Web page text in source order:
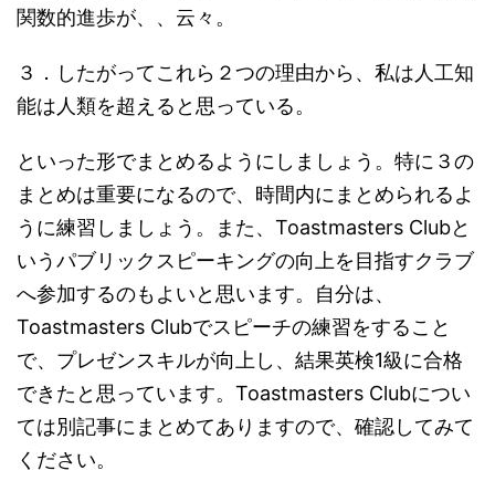
関数的進歩が、、云々。
３．したがってこれら２つの理由から、私は人工知
能は人類を超えると思っている。
といった形でまとめるようにしましょう。特に３の
まとめは重要になるので、時間内にまとめられるよ
うに練習しましょう。また、Toastmasters Clubと
いうパブリックスピーキングの向上を目指すクラブ
へ参加するのもよいと思います。自分は、
Toastmasters Clubでスピーチの練習をすること
で、プレゼンスキルが向上し、結果英検1級に合格
できたと思っています。Toastmasters Clubについ
ては別記事にまとめてありますので、確認してみて
ください。